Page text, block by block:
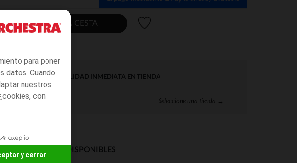
para poner
datos. Cuando
nuestros
con
y cerrar
AÑADIR A LA CESTA
DISPONIBILIDAD INMEDIATA EN TIENDA
Seleccione una tienda →
DE ENVÍO DISPONIBLES